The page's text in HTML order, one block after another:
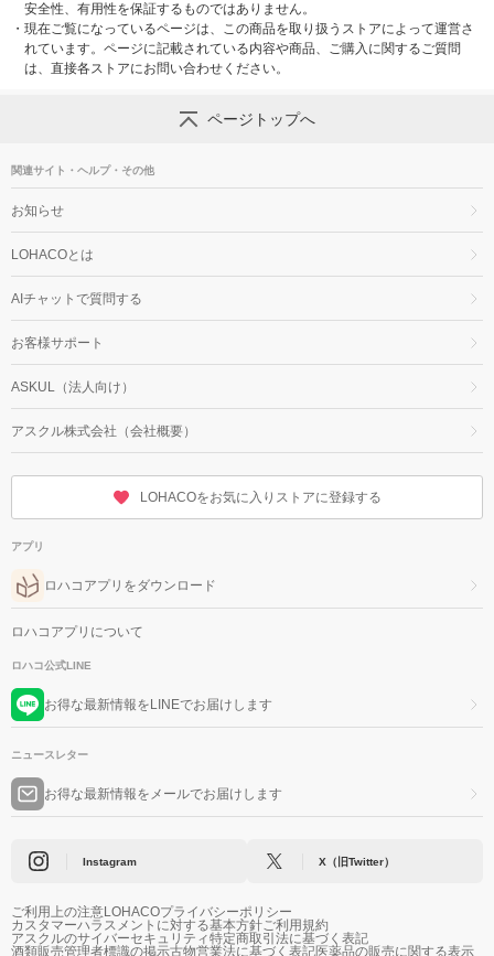
安全性、有用性を保証するものではありません。
・ 現在ご覧になっているページは、この商品を取り扱うストアによって運営さ
れています。ページに記載されている内容や商品、ご購入に関するご質問
は、直接各ストアにお問い合わせください。
ページトップへ
関連サイト・ヘルプ・その他
お知らせ
LOHACOとは
AIチャットで質問する
お客様サポート
ASKUL（法人向け）
アスクル株式会社（会社概要）
LOHACOをお気に入りストアに登録する
アプリ
ロハコアプリをダウンロード
ロハコアプリについて
ロハコ公式LINE
お得な最新情報をLINEでお届けします
ニュースレター
お得な最新情報をメールでお届けします
Instagram X（旧Twitter）
ご利用上の注意LOHACOプライバシーポリシー
カスタマーハラスメントに対する基本方針ご利用規約
アスクルのサイバーセキュリティ特定商取引法に基づく表記
酒類販売管理者標識の掲示古物営業法に基づく表記医薬品の販売に関する表示